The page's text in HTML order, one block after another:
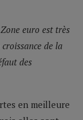
euro est très
de la
des
en meilleure